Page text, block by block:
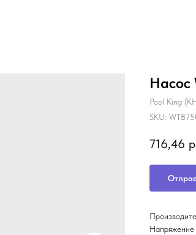
Насос
Pool King
SKU:
716,46